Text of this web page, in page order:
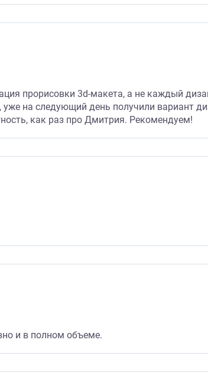
прорисовки 3d-макета, а не каждый
на следующий день получили вариант
как раз про Дмитрия. Рекомендуем!
и в полном объеме.